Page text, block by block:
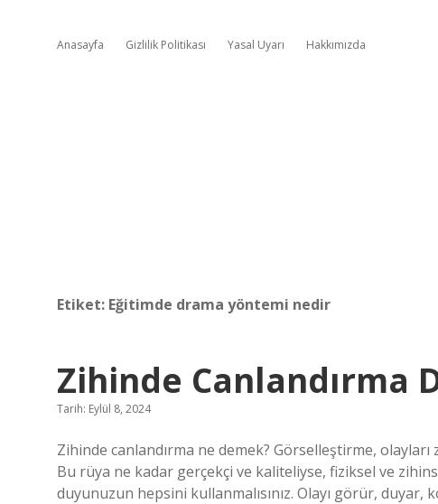
Anasayfa Gizlilik Politikası Yasal Uyarı Hakkımızda
Etiket: Eğitimde drama yöntemi nedir
Zihinde Canlandırma
Tarih: Eylül 8, 2024
Zihinde canlandırma ne demek? Görselleştirme,
Bu rüya ne kadar gerçekçi ve kaliteliyse, fiziksel ve
duyunuzun hepsini kullanmalısınız. Olayı görür,